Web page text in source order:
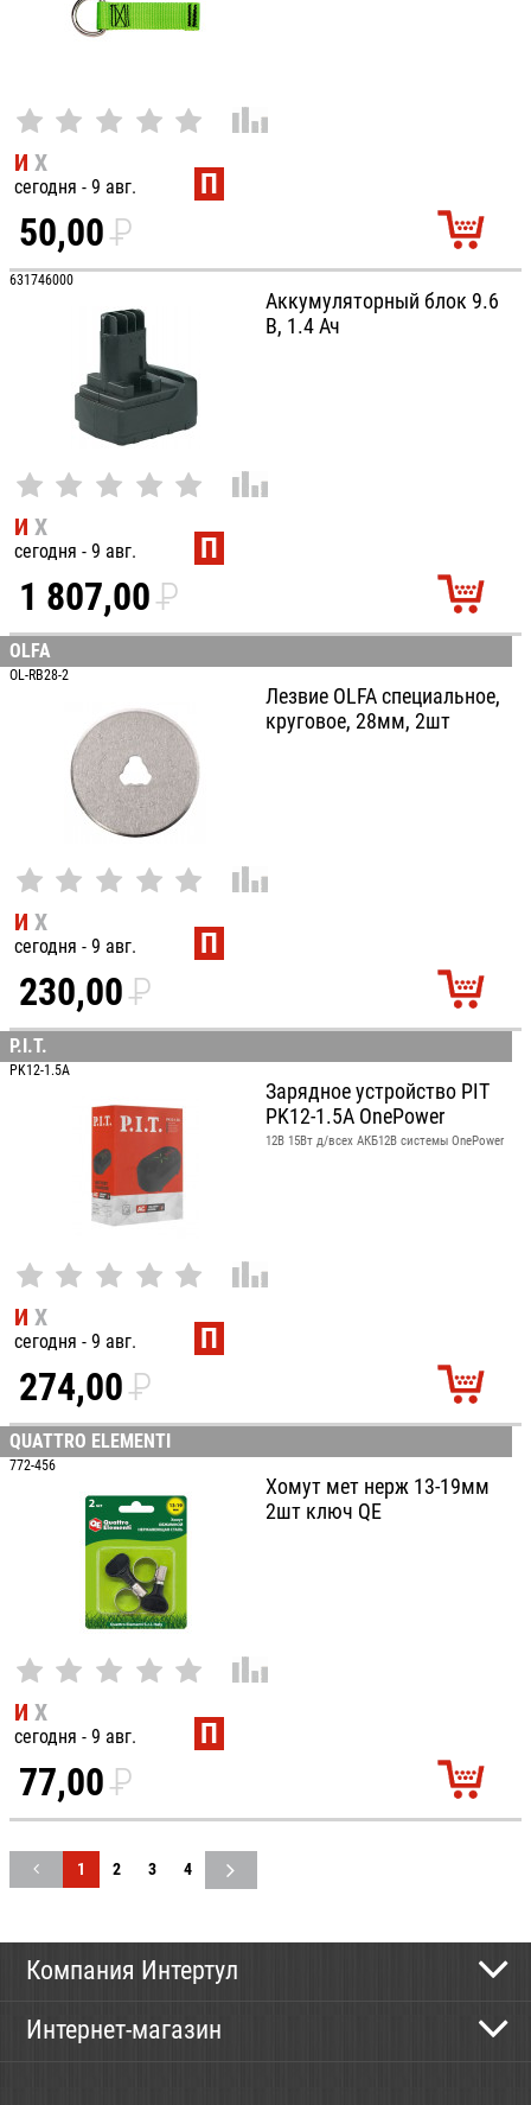
И Х
сегодня - 9 авг. П
50,00P
УБ.
631746000
Аккумуляторный блок 9.6
В, 1.4 Ач
И Х
сегодня - 9 авг. П
1 807,00P
УБ.
OLFA
OL-RB28-2
Лезвие OLFA специальное,
круговое, 28мм, 2шт
И Х
сегодня - 9 авг. П
230,00P
УБ.
P.I.T.
PK12-1.5A
Зарядное устройство PIT
PK12-1.5A OnePower
12В 15Вт д/всех АКБ12В системы OnePower
И Х
сегодня - 9 авг. П
274,00P
УБ.
QUATTRO ELEMENTI
772-456
Хомут мет нерж 13-19мм
2шт ключ QE
И Х
сегодня - 9 авг. П
77,00P
УБ.
1 2 3 4
Компания Интертул
Новости
Интернет-магазин